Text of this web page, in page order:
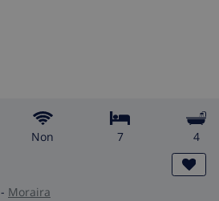
Non 7 4
- Moraira